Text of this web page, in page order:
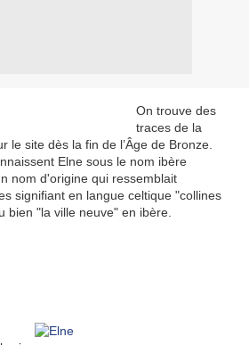
On trouve des
traces de la
le site dès la fin de l’Âge de Bronze.
Elne sous le nom ibère
nom d'origine qui ressemblait
signifiant en langue celtique "collines
bien "la ville neuve" en ibère.